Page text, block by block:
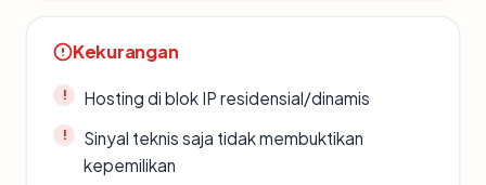
Kekurangan
Hosting di blok IP residensial/dinamis
Sinyal teknis saja tidak membuktikan
kepemilikan